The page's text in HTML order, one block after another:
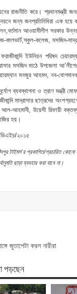
রাজনীতি করে। প্রধানমন্ত্রী
জন্য জনপ্রতিনিধিরা এক হয়ে
আওয়ামীলীগ সরকার
কালভার্ট,স্কুল-কলেজ, মসজিদ-
ইউনিয়ন পরিষদ
মসজিদ মাঠে উপজেলা
মনজুর আহমদ, নব-
দূর্যোগ ব্যবস্থাপনা ও ত্রাণ মন্ত্রী
মাদ্রাসার ছাত্রদের
আহমাদী, উয়েসী রিফায়ী বক্তব্য
হয়।
ডিএইচ/২০১৫
টাইমস’র প্রকাশিত/প্রচারিত কোনো
ছাড়া ব্যবহার করা যাবে না।
জুতাপেটা করল নারীরা
পড়ছেন